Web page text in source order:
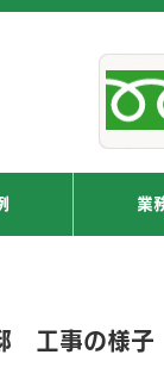
業
工事の様子